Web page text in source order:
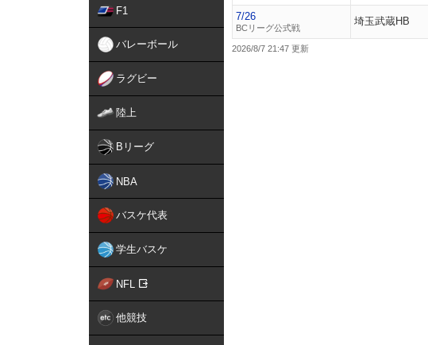
F1
バレーボール
ラグビー
陸上
Bリーグ
NBA
バスケ代表
学生バスケ
NFL
他競技
7/26
BCリーグ公式戦
埼玉武蔵HB
2026/8/7 21:47